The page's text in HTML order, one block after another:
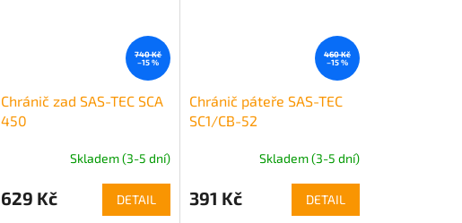
740 Kč
–15 %
Chránič zad SAS-TEC SCA
450
Skladem (3-5 dní)
629 Kč DETAIL
460 Kč
–15 %
Chránič páteře SAS-TEC
SC1/CB-52
Skladem (3-5 dní)
391 Kč DETAIL